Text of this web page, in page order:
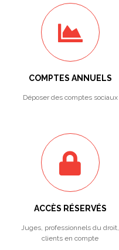
COMPTES ANNUELS
Déposer des comptes sociaux
ACCÈS RÉSERVÉS
Juges, professionnels du droit,
clients en compte